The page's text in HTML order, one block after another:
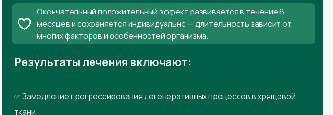
Окончательный положительный эффект развивается в течение 6
месяцев и сохраняется индивидуально — длительность зависит от
многих факторов и особенностей организма.
Результаты лечения включают:
✅ Замедление прогрессирования дегенеративных процессов в хрящевой
ткани.